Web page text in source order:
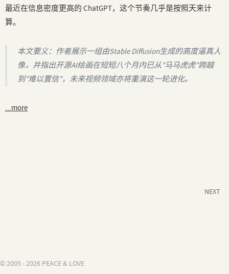
最近在信息密度更高的 ChatGPT，这个节奏几乎是按照天来计
算。
本文要义：作者展示一组由Stable Diffusion生成的高度逼真人
像，并指出开源AI绘画在短短八个月内已从”马马虎虎”跨越
到”难以置信”，未来视频领域亦将重演这一轮进化。
...more
NEXT
© 2005 - 2026 PEACE & LOVE